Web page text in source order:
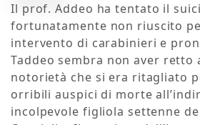
Il prof. Addeo ha tentato il
fortunatamente non riuscito
intervento di carabinieri e
Taddeo sembra non aver retto
notorietà che si era ritagliato
orribili auspici di morte
incolpevole figliola settenne